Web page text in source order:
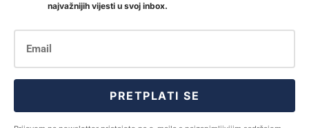
najvažnijih vijesti u svoj inbox.
PRETPLATI SE